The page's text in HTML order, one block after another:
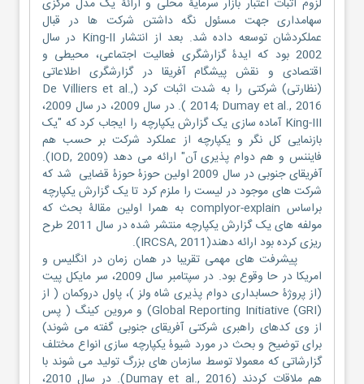
لزوم اثبات اعتبار بازار سرمایۀ محلی و ارائۀ یک مدل مرکزی
سهامداری جهت مسئول نگه داشتن شرکت ها در قبال
عملکردشان توسعه داده شد. بعد از انتشار King-II در سال
2002 بود که ایدۀ گزارشگری فعالیت اجتماعی، محیطی و
اقتصادی و نقش پیشگام آفریقا در گزارشگری اطلاعاتی
(نظارتی) شرکتی را به شدت اثبات کرد (De Villiers et al.,
2014; Dumay et al., 2016 ). در سال 2009، در سال 2009،
King-III آماده سازی یک گزارش یکپارچه را ایجاب کرد که "یک
بازنمایی کل نگر و یکپارچه از عملکرد شرکت بر حسب هم
فایننس و هم دوام پذیری آن" ارائه می دهد (IOD, 2009).
آفریقای جنوبی در سال 2009 اولین حوزۀ حوزۀ قضایی شد که
شرکت های موجود در لیست را ملزم کرد تا یک گزارش یکپارچه
براساس complyor-explain به همرا اولین مقالۀ بحث که
مولفه های یک گزارش یکپارچه منتشر شده در سال 2011 طرح
ریزی کرده بود ارائه دهند(IRCSA, 2011).
پیشرفت های مهمی تقریبا در همان زمان در انگلیس و
امریکا در حا وقوع بود. در سپتامبر سال 2009، سر مایکل پیت
(از پروژۀ حسابداری دوام پذیری شاه ولز )، پاول دروکمان ( از
Global Reporting Initiative (GRI)) و مروین کینگ ( پس
از وی کدهای راهبری شرکتی آفریقای جنوبی گفته می شوند)
برای توضیح و بحث در مورد شیوۀ یکپارچه سازی انواع مختلف
گزارشاتی که معمولا توسط سازمان های بزرگ تولید می شوند با
هم ملاقات کردند (Dumay et al., 2016). در سال 2010،